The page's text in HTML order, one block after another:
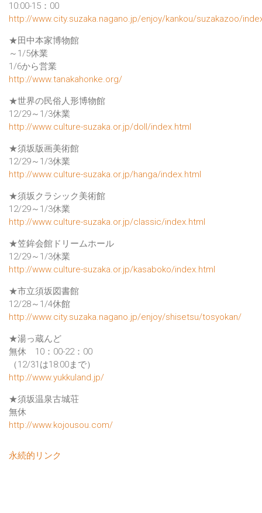
10:00-15：00
http://www.city.suzaka.nagano.jp/enjoy/kankou/suzakazoo/
★田中本家博物館
～1/5休業
1/6から営業
http://www.tanakahonke.org/
★世界の民俗人形博物館
12/29～1/3休業
http://www.culture-suzaka.or.jp/doll/index.html
★須坂版画美術館
12/29～1/3休業
http://www.culture-suzaka.or.jp/hanga/index.html
★須坂クラシック美術館
12/29～1/3休業
http://www.culture-suzaka.or.jp/classic/index.html
★笠鉾会館ドリームホール
12/29～1/3休業
http://www.culture-suzaka.or.jp/kasaboko/index.html
★市立須坂図書館
12/28～1/4休館
http://www.city.suzaka.nagano.jp/enjoy/shisetsu/tosyokan/
★湯っ蔵んど
無休 10：00-22：00
（12/31は18:00まで）
http://www.yukkuland.jp/
★須坂温泉古城荘
無休
http://www.kojousou.com/
永続的リンク